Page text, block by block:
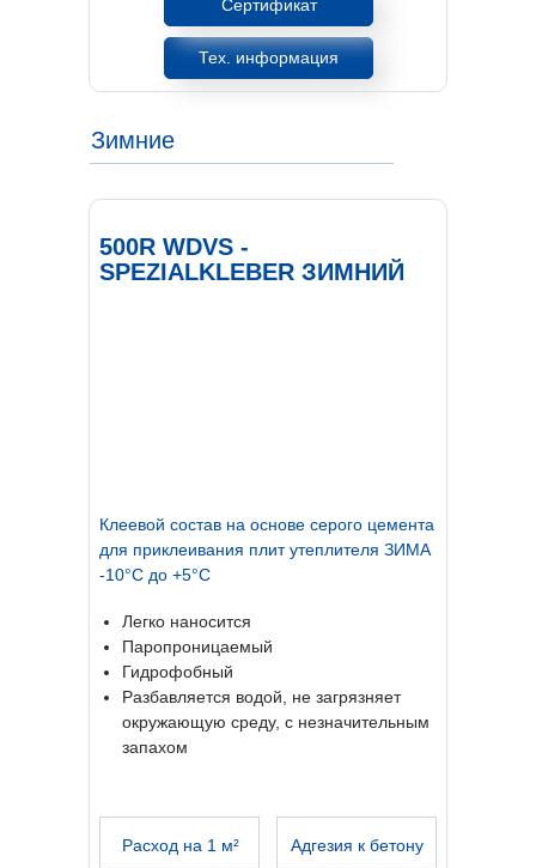
Тех. информация
Сертификат
Зимние
500R WDVS -
SPEZIALKLEBER ЗИМНИЙ
Клеевой состав на основе серого цемента
для приклеивания плит утеплителя ЗИМА
-10°С до +5°С
Легко наносится
Паропроницаемый
Гидрофобный
Разбавляется водой, не загрязняет
окружающую среду, с незначительным
запахом
Расход на 1 м² Адгезия к бетону